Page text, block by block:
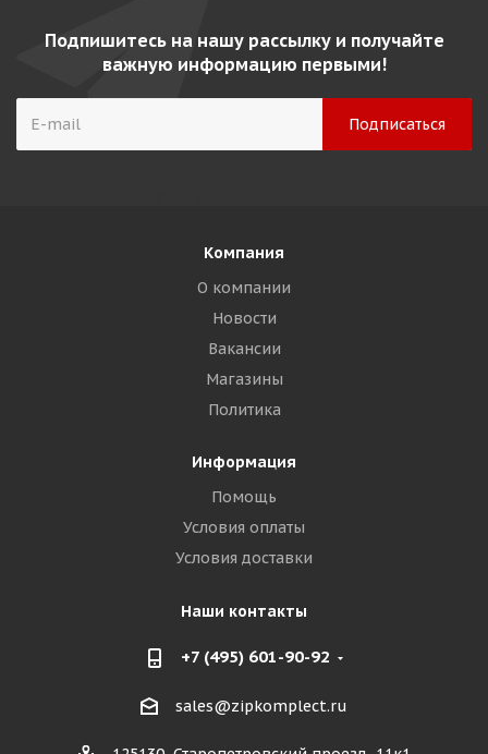
Подпишитесь на нашу рассылку и получайте
важную информацию первыми!
Компания
О компании
Новости
Вакансии
Магазины
Политика
Информация
Помощь
Условия оплаты
Условия доставки
Наши контакты
+7 (495) 601-90-92
sales@zipkomplect.ru